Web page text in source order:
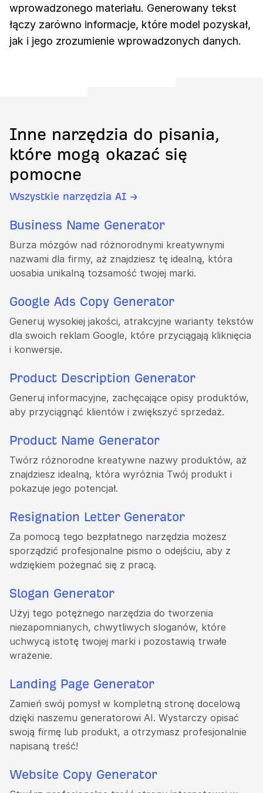
wprowadzonego materiału. Generowany tekst
łączy zarówno informacje, które model pozyskał,
jak i jego zrozumienie wprowadzonych danych.
Inne narzędzia do pisania,
które mogą okazać się
pomocne
Wszystkie narzędzia AI →
Business Name Generator
Burza mózgów nad różnorodnymi kreatywnymi
nazwami dla firmy, aż znajdziesz tę idealną, która
uosabia unikalną tożsamość twojej marki.
Google Ads Copy Generator
Generuj wysokiej jakości, atrakcyjne warianty tekstów
dla swoich reklam Google, które przyciągają kliknięcia
i konwersje.
Product Description Generator
Generuj informacyjne, zachęcające opisy produktów,
aby przyciągnąć klientów i zwiększyć sprzedaż.
Product Name Generator
Twórz różnorodne kreatywne nazwy produktów, aż
znajdziesz idealną, która wyróżnia Twój produkt i
pokazuje jego potencjał.
Resignation Letter Generator
Za pomocą tego bezpłatnego narzędzia możesz
sporządzić profesjonalne pismo o odejściu, aby z
wdziękiem pożegnać się z pracą.
Slogan Generator
Użyj tego potężnego narzędzia do tworzenia
niezapomnianych, chwytliwych sloganów, które
uchwycą istotę twojej marki i pozostawią trwałe
wrażenie.
Landing Page Generator
Zamień swój pomysł w kompletną stronę docelową
dzięki naszemu generatorowi AI. Wystarczy opisać
swoją firmę lub produkt, a otrzymasz profesjonalnie
napisaną treść!
Website Copy Generator